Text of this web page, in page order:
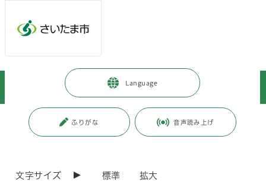
Language
ふりがな 音声読み上げ
文字サイズ 標準 拡大
暮らし・手続き > まちづくり・交通
都市計画手続きのお知らせ
ページ番号：J004462